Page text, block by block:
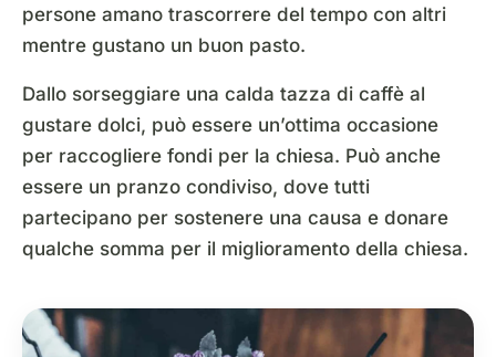
persone amano trascorrere del tempo con altri
mentre gustano un buon pasto.
Dallo sorseggiare una calda tazza di caffè al
gustare dolci, può essere un’ottima occasione
per raccogliere fondi per la chiesa. Può anche
essere un pranzo condiviso, dove tutti
partecipano per sostenere una causa e donare
qualche somma per il miglioramento della chiesa.